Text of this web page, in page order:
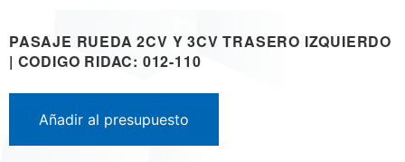
PASAJE RUEDA 2CV Y 3CV TRASERO IZQUIERDO
| CODIGO RIDAC: 012-110
Añadir al presupuesto